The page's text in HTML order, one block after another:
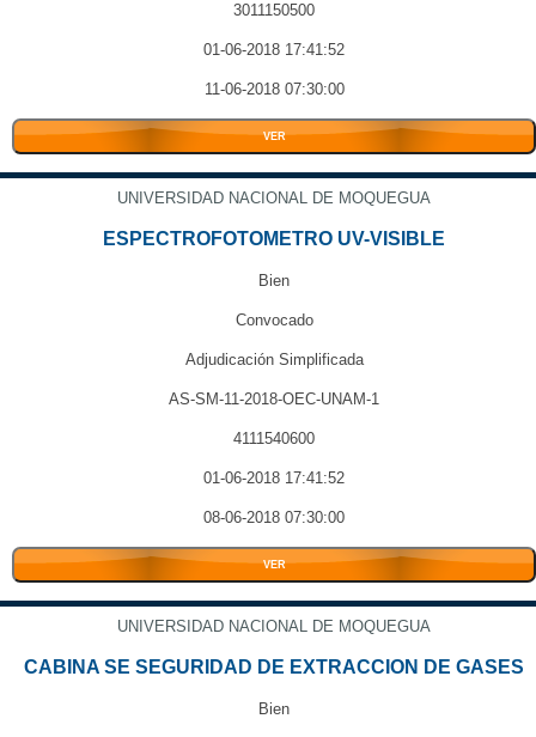
3011150500
01-06-2018 17:41:52
11-06-2018 07:30:00
VER
UNIVERSIDAD NACIONAL DE MOQUEGUA
ESPECTROFOTOMETRO UV-VISIBLE
Bien
Convocado
Adjudicación Simplificada
AS-SM-11-2018-OEC-UNAM-1
4111540600
01-06-2018 17:41:52
08-06-2018 07:30:00
VER
UNIVERSIDAD NACIONAL DE MOQUEGUA
CABINA SE SEGURIDAD DE EXTRACCION DE GASES
Bien